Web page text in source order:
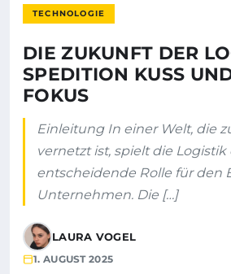
TECHNOLOGIE
DIE ZUKUNFT DER
SPEDITION KUSS
FOKUS
Einleitung In einer Welt, die
vernetzt ist, spielt die Logistik
entscheidende Rolle für den
Unternehmen. Die […]
LAURA VOGEL
1. AUGUST 2025